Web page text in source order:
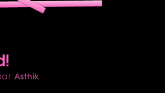
Asthik